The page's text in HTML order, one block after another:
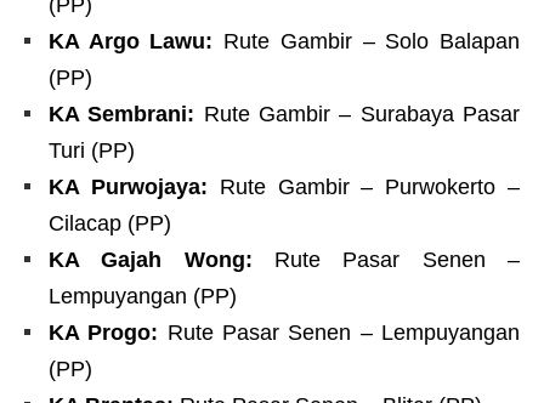
(PP)
KA Argo Lawu: Rute Gambir – Solo Balapan
(PP)
KA Sembrani: Rute Gambir – Surabaya Pasar
Turi (PP)
KA Purwojaya: Rute Gambir – Purwokerto –
Cilacap (PP)
KA Gajah Wong: Rute Pasar Senen –
Lempuyangan (PP)
KA Progo: Rute Pasar Senen – Lempuyangan
(PP)